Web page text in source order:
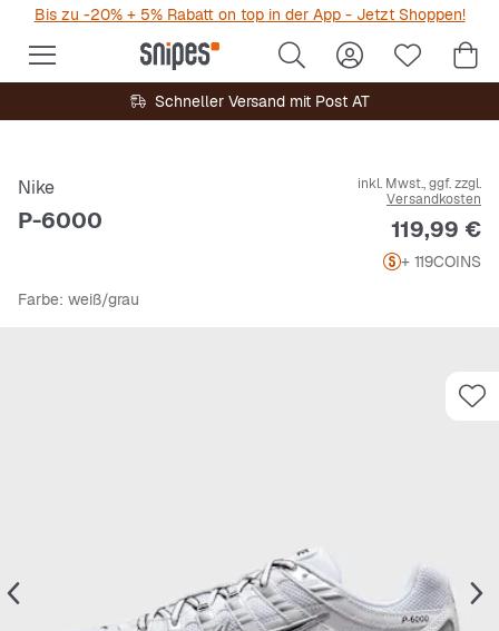
Bis zu -20% + 5% Rabatt on top in der App - Jetzt Shoppen!
Schneller Versand mit Post AT
Nike
P-6000
inkl. Mwst., ggf. zzgl.
Versandkosten
Preis
119,99 €
+ 119COINS
Farbe: weiß/grau